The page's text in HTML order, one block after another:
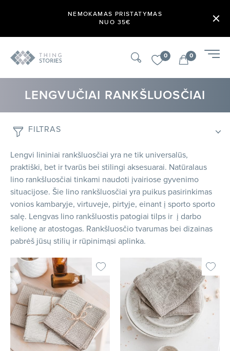
NEMOKAMAS PRISTATYMAS
NUO 35€
0 0
LENGVUČIAI RANKŠLUOSČIAI
FILTRAS
Lengvi lininiai rankšluosčiai yra ne tik universalūs,
praktiški, bet ir tvarūs bei stilingi aksesuarai. Natūralaus
lino rankšluosčiai tinkami naudoti įvairiose gyvenimo
situacijose. Šie lino rankšluosčiai yra puikus pasirinkimas
vonios kambaryje, virtuveje, pirtyje, einant į sporto sporto
salę. Lengvas lino rankšluostis patogiai tilps ir į darbo
kelionę ar atostogas. Rankšluosčio tvarumas bei dizainas
pabrėš jūsų stilių ir rūpinimąsi aplinka.